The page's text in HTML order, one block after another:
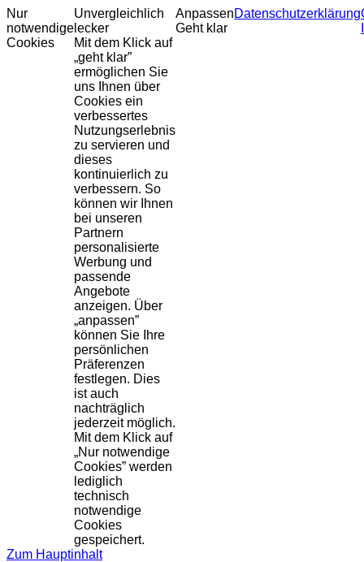
Nur
notwendige
Cookies
Unvergleichlich
lecker
Mit dem Klick auf
„geht klar”
ermöglichen Sie
uns Ihnen über
Cookies ein
verbessertes
Nutzungserlebnis
zu servieren und
dieses
kontinuierlich zu
verbessern. So
können wir Ihnen
bei unseren
Partnern
personalisierte
Werbung und
passende
Angebote
anzeigen. Über
„anpassen”
können Sie Ihre
persönlichen
Präferenzen
festlegen. Dies
ist auch
nachträglich
jederzeit möglich.
Mit dem Klick auf
„Nur notwendige
Cookies” werden
lediglich
technisch
notwendige
Cookies
gespeichert.
Anpassen
Geht klar
Datenschutzerklärung
Zum Hauptinhalt